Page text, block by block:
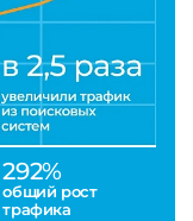
292%
общий рост
трафика